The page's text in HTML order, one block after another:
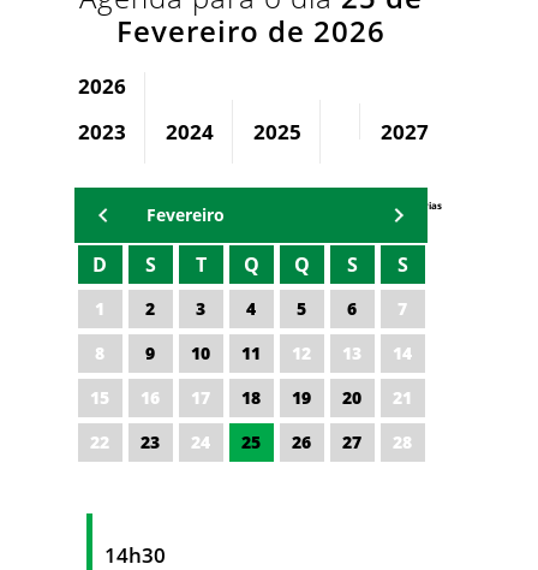
Fevereiro de 2026
2026
2023
2024 2025 2027
Agenda Secretárias
Fevereiro
D S T Q Q S S
1 2 3 4 5 6
7
8
9 10 11 12 13
14
15
16 17 18 19 20
21
22
23 24 25 26 27 28
14h30